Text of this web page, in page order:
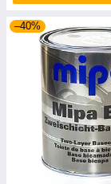
–40%